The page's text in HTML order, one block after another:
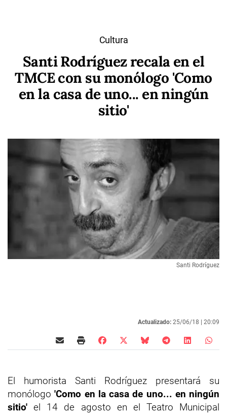
Cultura
Santi Rodríguez recala en el
TMCE con su monólogo 'Como
en la casa de uno... en ningún
sitio'
Santi Rodríguez
Actualizado: 25/06/18 | 20:09
El humorista Santi Rodríguez presentará su
monólogo'Como en la casa de uno... en ningún
sitio' el 14 de agosto en el Teatro Municipal